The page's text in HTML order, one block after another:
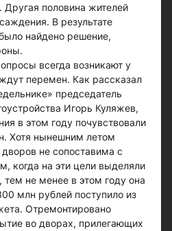
половина жителей
В результате
найдено решение,
всегда возникают у
перемен. Как рассказал
председатель
Игорь Куляжев,
в этом году почувствовали
Хотя нынешним летом
не сопоставима с
когда на эти цели выделяли
не менее в этом году она
млн рублей поступило из
Отремонтировано
во дворах, прилегающих